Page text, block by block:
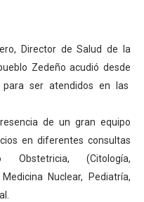
del Encuentro LAGO
de asfaltado
coordinación de
apadrina a más de 993
a Pueblo Llano con la
Director de Salud de la
Zedeño acudió desde
ser atendidos en las
de un gran equipo
en diferentes consultas
Obstetricia, (Citología,
Nuclear, Pediatría,